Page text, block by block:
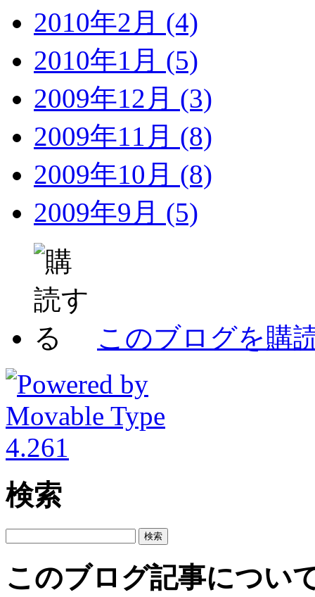
2010年2月 (4)
2010年1月 (5)
2009年12月 (3)
2009年11月 (8)
2009年10月 (8)
2009年9月 (5)
このブログを購
検索
このブログ記事につい